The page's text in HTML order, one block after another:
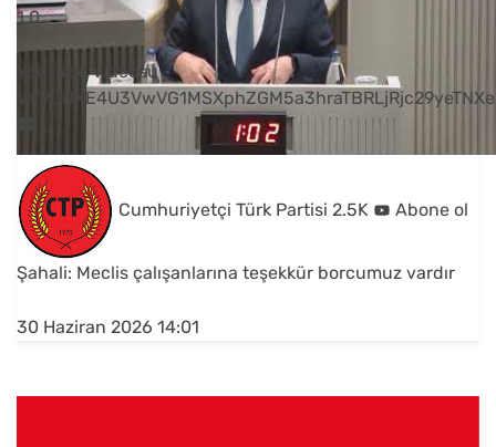
1 0
YouTube Videosu
Cumhuriyetçi Türk Partisi 2.5K Abone ol
Şahali: Meclis çalışanlarına teşekkür borcumuz vardır
30 Haziran 2026 14:01